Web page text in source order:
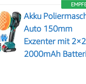
Akku
Auto 150mm
Exzenter mit
2000mAh